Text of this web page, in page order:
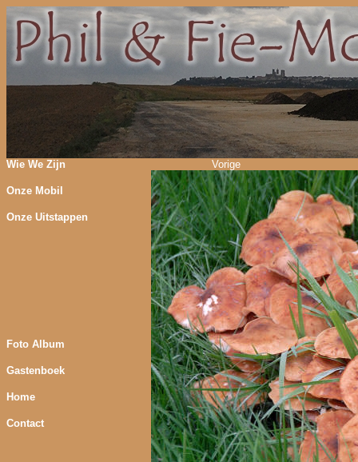
Wie We Zijn
Onze Mobil
Onze Uitstappen
Foto Album
Gastenboek
Home
Contact
Vorige